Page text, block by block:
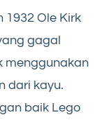
1932 Ole Kirk
gagal
menggunakan
dari kayu.
baik Lego